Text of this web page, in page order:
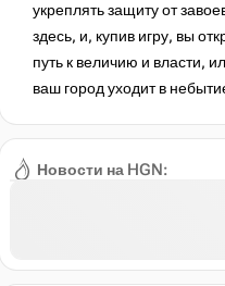
Новости на HGN:
укреплять защиту от
здесь, и, купив игру, вы
путь к величию и власти,
ваш город уходит в